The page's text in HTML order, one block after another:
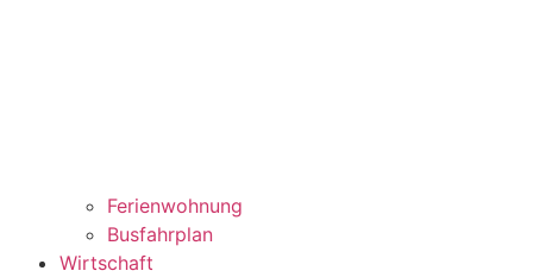
Ferienwohnung
Busfahrplan
Wirtschaft